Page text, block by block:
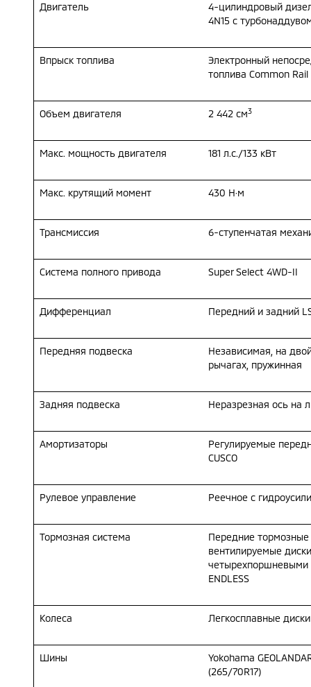
Двигатель
4-цилиндровый
4N15 с
Впрыск топлива
Электронный
топлива Common Rail
Объем двигателя 2 442 см3
Макс. мощность двигателя 181 л.с./133 кВт
Макс. крутящий момент 430 Н·м
Трансмиссия 6-ступенчатая
Система полного привода Super Select 4WD-II
Дифференциал Передний и задний
Передняя подвеска
Независимая, на
рычагах, пружинная
Задняя подвеска Неразрезная ось на
Амортизаторы
Регулируемые
CUSCO
Рулевое управление Реечное с
Тормозная система
Передние тормозные
вентилируемые
четырехпоршневыми
ENDLESS
Колеса Легкосплавные диски
Шины
Yokohama
(265/70R17)